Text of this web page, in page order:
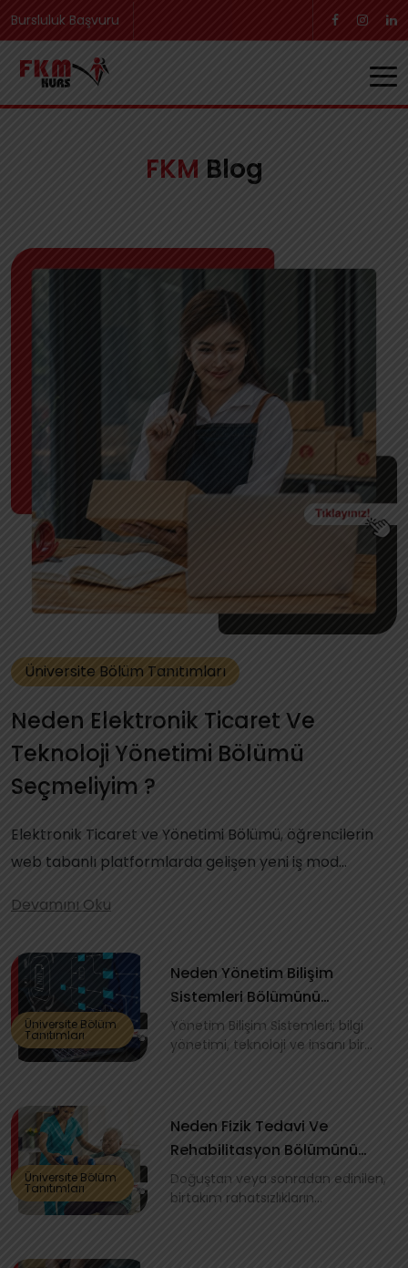
Bursluluk Başvuru
FKM Blog
Üniversite Bölüm Tanıtımları
Neden Elektronik Ticaret Ve
Teknoloji Yönetimi Bölümü
Seçmeliyim ?
Elektronik Ticaret ve Yönetimi Bölümü, öğrencilerin
web tabanlı platformlarda gelişen yeni iş mod...
Devamını Oku
Üniversite Bölüm
Tanıtımları
Neden Yönetim Bilişim
Sistemleri Bölümünü
Seçmeliyim?
Yönetim Bilişim Sistemleri; bilgi
yönetimi, teknoloji ve insanı bir
Üniversite Bölüm
Tanıtımları
Neden Fizik Tedavi Ve
Rehabilitasyon Bölümünü
Seçmeliyim ?
Doğuştan veya sonradan edinilen,
birtakım rahatsızlıkların